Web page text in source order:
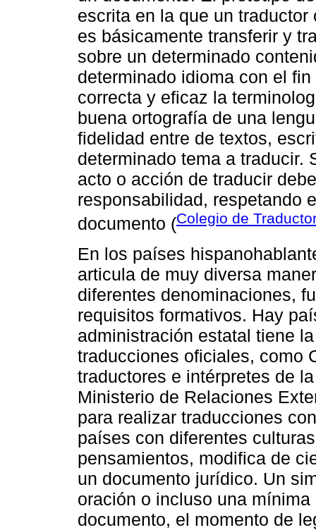
escrita en la que un
es básicamente transferir y
sobre un determinado
determinado idioma con el
correcta y eficaz la
buena ortografía de una
fidelidad entre de textos,
determinado tema a traducir.
acto o acción de traducir
responsabilidad, respetando
documento (Colegio de
En los países
articula de muy diversa
diferentes denominaciones,
requisitos formativos. Hay
administración estatal tiene
traducciones oficiales, como
traductores e intérpretes de
Ministerio de Relaciones
para realizar traducciones
países con diferentes
pensamientos, modifica de
un documento jurídico. Un
oración o incluso una
documento, el momento de